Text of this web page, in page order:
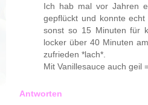
Ich hab mal vor Jahren
gepflückt und konnte
sonst so 15 Minuten für
locker über 40 Minuten
zufrieden *lach*.
Mit Vanillesauce auch geil
Antworten